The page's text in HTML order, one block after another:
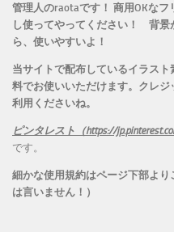
管理人のraotaです！ 商用OKな
し使ってやってください！ 背景
ら、 使いやすいよ！
当サイトで配布しているイラス
料でお使いいただけます。 クレジ
利用くださいね。
ピンタレスト（https://
です。
細かな使用規約はページ下部よ
は言いません！）